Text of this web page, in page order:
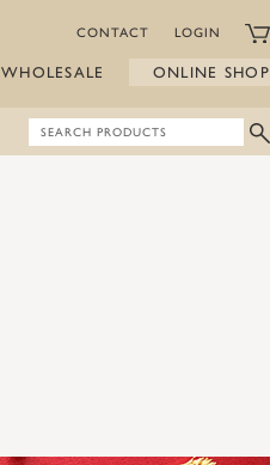
CONTACT LOGIN
WHOLESALE ONLINE SHOP